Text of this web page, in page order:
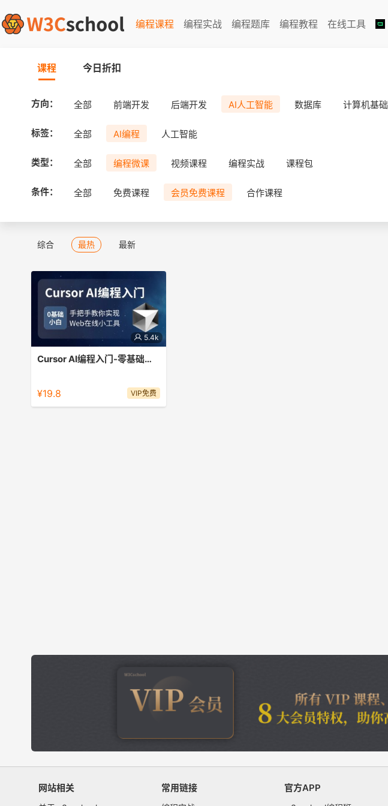
编程课程 编程实战 编程题库 编程教程 在线工具
课程 今日折扣
方向： 全部 前端开发 后端开发 AI人工智能 数据库 计算机基础
标签： 全部 AI编程 人工智能
类型： 全部 编程微课 视频课程 编程实战 课程包
条件： 全部 免费课程 会员免费课程 合作课程
综合 最热 最新
5.4k
Cursor AI编程入门-零基础开发Web在线小工具
¥19.8 VIP免费
网站相关 常用链接 官方APP